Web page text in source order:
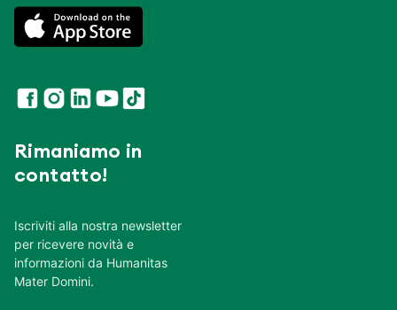
Rimaniamo in
contatto!
Iscriviti alla nostra newsletter
per ricevere novità e
informazioni da Humanitas
Mater Domini.